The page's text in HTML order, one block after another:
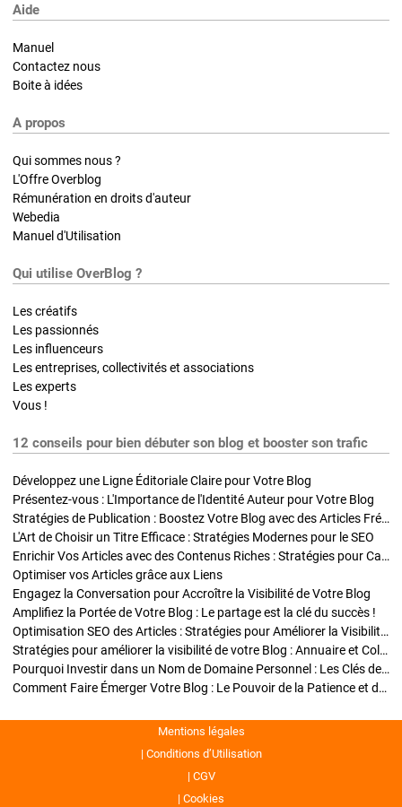
Aide
Manuel
Contactez nous
Boite à idées
A propos
Qui sommes nous ?
L'Offre Overblog
Rémunération en droits d'auteur
Webedia
Manuel d'Utilisation
Qui utilise OverBlog ?
Les créatifs
Les passionnés
Les influenceurs
Les entreprises, collectivités et associations
Les experts
Vous !
12 conseils pour bien débuter son blog et booster son trafic
Développez une Ligne Éditoriale Claire pour Votre Blog
Présentez-vous : L'Importance de l'Identité Auteur pour Votre Blog
Stratégies de Publication : Boostez Votre Blog avec des Articles Fréquents et Exclusifs
L'Art de Choisir un Titre Efficace : Stratégies Modernes pour le SEO
Enrichir Vos Articles avec des Contenus Riches : Stratégies pour Captiver et Optimiser
Optimiser vos Articles grâce aux Liens
Engagez la Conversation pour Accroître la Visibilité de Votre Blog
Amplifiez la Portée de Votre Blog : Le partage est la clé du succès !
Optimisation SEO des Articles : Stratégies pour Améliorer la Visibilité de Votre Blog
Stratégies pour améliorer la visibilité de votre Blog : Annuaire et Collaborations
Pourquoi Investir dans un Nom de Domaine Personnel : Les Clés de la Réussite de Votre Blog
Comment Faire Émerger Votre Blog : Le Pouvoir de la Patience et de la Persévérance
Mentions légales
Conditions d’Utilisation
CGV
Cookies